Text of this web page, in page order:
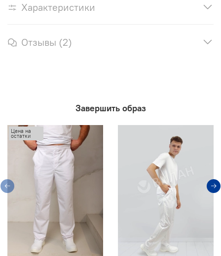
Характеристики
Отзывы (2)
Завершить образ
Цена на
остатки